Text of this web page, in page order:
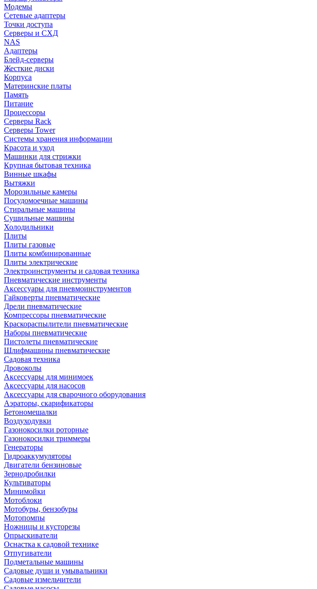
Модемы
Сетевые адаптеры
Точки доступа
Серверы и СХД
NAS
Адаптеры
Блейд-серверы
Жесткие диски
Корпуса
Материнские платы
Память
Питание
Процессоры
Серверы Rack
Серверы Tower
Системы хранения информации
Красота и уход
Машинки для стрижки
Крупная бытовая техника
Винные шкафы
Вытяжки
Морозильные камеры
Посудомоечные машины
Стиральные машины
Сушильные машины
Холодильники
Плиты
Плиты газовые
Плиты комбинированные
Плиты электрические
Электроинструменты и садовая техника
Пневматические инструменты
Аксессуары для пневмоинструментов
Гайковерты пневматические
Дрели пневматические
Компрессоры пневматические
Краскораспылители пневматические
Наборы пневматические
Пистолеты пневматические
Шлифмашины пневматические
Садовая техника
Дровоколы
Аксессуары для минимоек
Аксессуары для насосов
Аксессуары для сварочного оборудования
Аэраторы, скарификаторы
Бетономешалки
Воздуходувки
Газонокосилки роторные
Газонокосилки триммеры
Генераторы
Гидроаккумуляторы
Двигатели бензиновые
Зернодробилки
Культиваторы
Минимойки
Мотоблоки
Мотобуры, бензобуры
Мотопомпы
Ножницы и кусторезы
Опрыскиватели
Оснастка к садовой технике
Отпугиватели
Подметальные машины
Садовые души и умывальники
Садовые измельчители